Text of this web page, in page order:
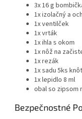
3x 16 g
1x izolačný a
1x ventilček
1x vrták
1x ihla s okom
1x nôž na
1x rezák
1x sadu 5ks
1x lepidlo 8 ml
obal so zipsom
Bezpečnostné